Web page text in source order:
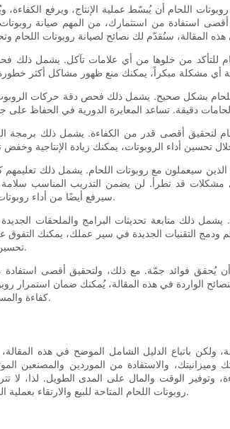
اللحام أن يُبسّط عملية الإنتاج، ويرفع الكفاءة،
استفادة من استثمارك، من المهم صيانة روبوتات
للتأكد من خلوها من أي علامات تآكل. يشمل ذلك
اللحام بشكل صحيح. يشمل ذلك فحص دقة حركات
لتحقيق أقصى قدر من الكفاءة. يشمل ذلك برمجة
سيعملون مع روبوتات اللحام. يشمل ذلك تعليمهم
أي مشكلات قد تطرأ. لن يضمن التدريب المناسب
سيرفع أيضًا من أداء روبوتات اللحام إلى أقصى حد.
ذلك متابعة تحديثات البرامج والملحقات الجديدة
ودمج التقنيات الجديدة في سير عملك، يمكنك
تحسين كفاءة عمليات اللحام.
أن يُحقق فوائد جمّة. مع ذلك، ولتحقيق أقصى استفادة
الواردة في هذه المقالة، يُمكنك ضمان استمرار
كفاءة والمساهمة في نجاح أعمالك.
ولكن باتباع الدليل الشامل الموضح في هذه
والاستفادة من الموردين والمصنعين
وتوفير الوقت والمال على المدى الطويل. لذا، لا
روبوتات اللحام المتاحة للبيع والارتقاء بعملية اللحام إلى مستوى جديد.